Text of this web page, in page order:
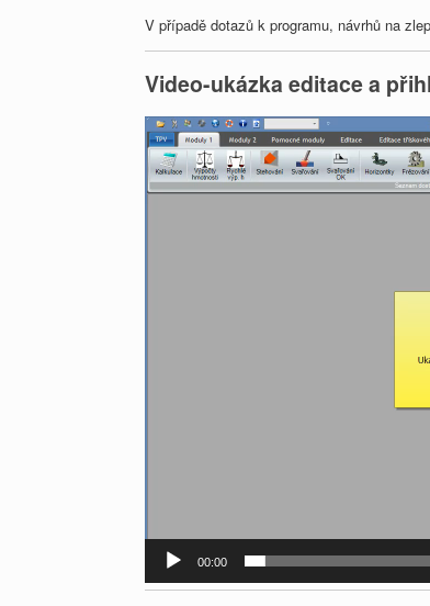
V případě dotazů k programu, návrhů na
Video-ukázka editace a
Video
přehrávač
00:00